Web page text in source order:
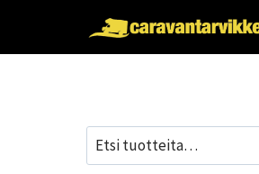
Etsi: